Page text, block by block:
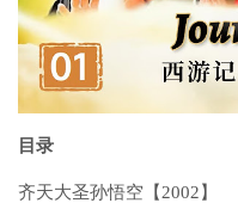
目录
齐天大圣孙悟空【2002】